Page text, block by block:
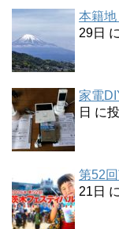
本籍地
29日
家電
日 に
第52
21日